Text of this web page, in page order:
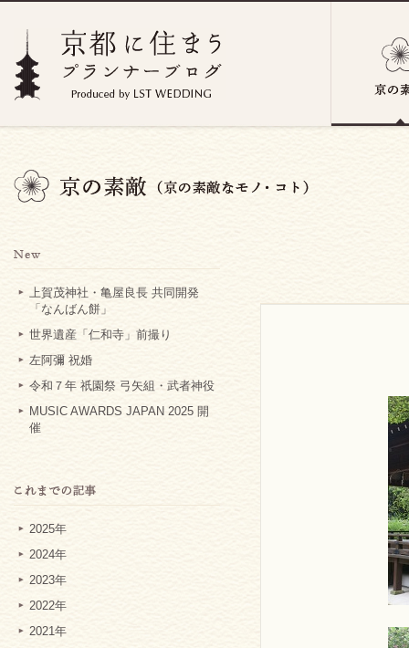
上賀茂神社・亀屋良長 共同開発
「なんばん餅」
世界遺産「仁和寺」前撮り
左阿彌 祝婚
令和７年 祇園祭 弓矢組・武者神役
MUSIC AWARDS JAPAN 2025 開
催
2025年
2024年
2023年
2022年
2021年